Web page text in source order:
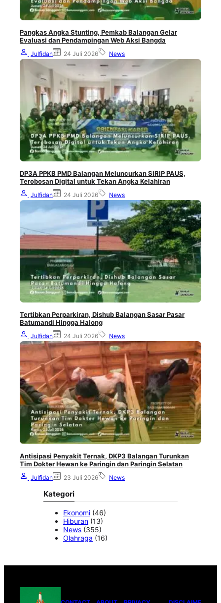
Pangkas Angka Stunting, Pemkab Balangan Gelar
Evaluasi dan Pendampingan Web Aksi Bangda
Julfidan 24 Juli 2026 News
DP3A PPKB PMD Balangan Meluncurkan SIRIP PAUS,
Terobosan Digital untuk Tekan Angka Kelahiran
Julfidan 24 Juli 2026 News
Tertibkan Perparkiran, Dishub Balangan Sasar Pasar
Batumandi Hingga Halong
Julfidan 24 Juli 2026 News
Antisipasi Penyakit Ternak, DKP3 Balangan Turunkan
Tim Dokter Hewan ke Paringin dan Paringin Selatan
Julfidan 23 Juli 2026 News
Kategori
Ekonomi (46)
Hiburan (13)
News (355)
Olahraga (16)